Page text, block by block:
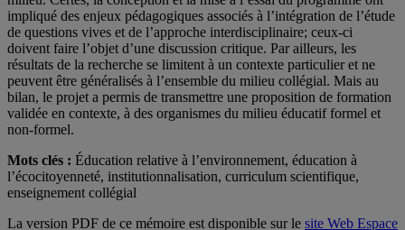
impliqué des enjeux pédagogiques associés à l’intégration de l’étude
de questions vives et de l’approche interdisciplinaire; ceux-ci
doivent faire l’objet d’une discussion critique. Par ailleurs, les
résultats de la recherche se limitent à un contexte particulier et ne
peuvent être généralisés à l’ensemble du milieu collégial. Mais au
bilan, le projet a permis de transmettre une proposition de formation
validée en contexte, à des organismes du milieu éducatif formel et
non-formel.
Mots clés : Éducation relative à l’environnement, éducation à
l’écocitoyenneté, institutionnalisation, curriculum scientifique,
enseignement collégial
La version PDF de ce mémoire est disponible sur le site Web Espace